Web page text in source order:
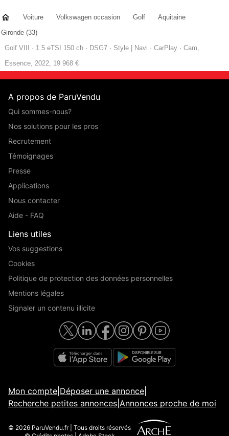
Voiture Volkswagen occasion Golf
Aquitaine
Gironde (33)
Golf VIII · 1.5 eTSI 150 ch · DSG7 · Style | Navi · CarPlay · Cam,
Essence, 2022, 19 968 €
A propos de ParuVendu
Qui sommes-nous?
Nos solutions pour les pros
Recrutement
Témoignages
Presse
Applications
Nous contacter
Aide - FAQ
Liens utiles
Vos suggestions
Cookies
Politique de protection des données personnelles
Mentions légales
Signaler un contenu illicite
Mon compte Déposer une annonce
Recherche petites annonces Annonces proche de moi
© 2026 ParuVendu.fr | Tous droits réservés